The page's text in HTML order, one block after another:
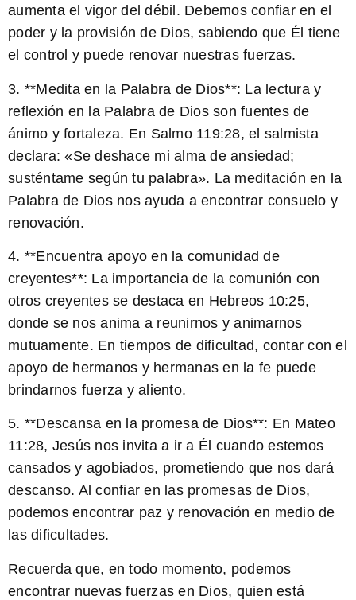
aumenta el vigor del débil. Debemos confiar en el
poder y la provisión de Dios, sabiendo que Él tiene
el control y puede renovar nuestras fuerzas.
3. **Medita en la Palabra de Dios**: La lectura y
reflexión en la Palabra de Dios son fuentes de
ánimo y fortaleza. En Salmo 119:28, el salmista
declara: «Se deshace mi alma de ansiedad;
susténtame según tu palabra». La meditación en la
Palabra de Dios nos ayuda a encontrar consuelo y
renovación.
4. **Encuentra apoyo en la comunidad de
creyentes**: La importancia de la comunión con
otros creyentes se destaca en Hebreos 10:25,
donde se nos anima a reunirnos y animarnos
mutuamente. En tiempos de dificultad, contar con el
apoyo de hermanos y hermanas en la fe puede
brindarnos fuerza y aliento.
5. **Descansa en la promesa de Dios**: En Mateo
11:28, Jesús nos invita a ir a Él cuando estemos
cansados y agobiados, prometiendo que nos dará
descanso. Al confiar en las promesas de Dios,
podemos encontrar paz y renovación en medio de
las dificultades.
Recuerda que, en todo momento, podemos
encontrar nuevas fuerzas en Dios, quien está